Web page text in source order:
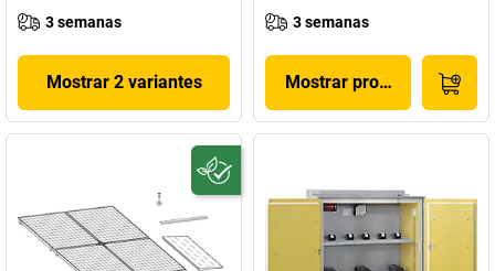
3 semanas
Mostrar 2 variantes
3 semanas
Mostrar produto